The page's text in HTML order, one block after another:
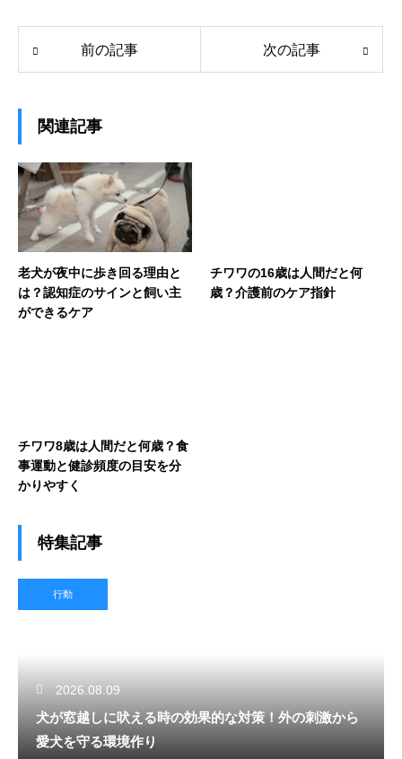
前の記事 次の記事
関連記事
老犬が夜中に歩き回る理由と
は？認知症のサインと飼い主
ができるケア
チワワの16歳は人間だと何
歳？介護前のケア指針
チワワ8歳は人間だと何歳？食
事運動と健診頻度の目安を分
かりやすく
特集記事
行動
2026.08.09
犬が窓越しに吠える時の効果的な対策！外の刺激から
愛犬を守る環境作り